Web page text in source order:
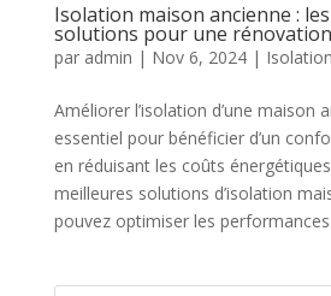
Isolation maison ancienne :
solutions pour une
par admin | Nov 6, 2024| Isolation
Améliorer l’isolation d’une maison
essentiel pour bénéficier d’un
en réduisant les coûts
meilleures solutions d’isolation
pouvez optimiser les